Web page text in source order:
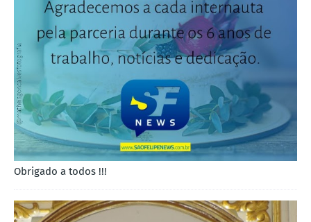
Obrigado a todos !!!